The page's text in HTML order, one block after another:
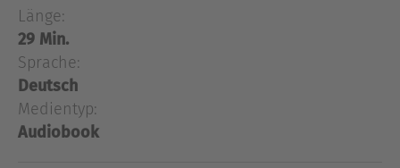
Besitz seines Vermögens zu setzen…
Länge:
29 Min.
Sprache:
Deutsch
Medientyp:
Audiobook